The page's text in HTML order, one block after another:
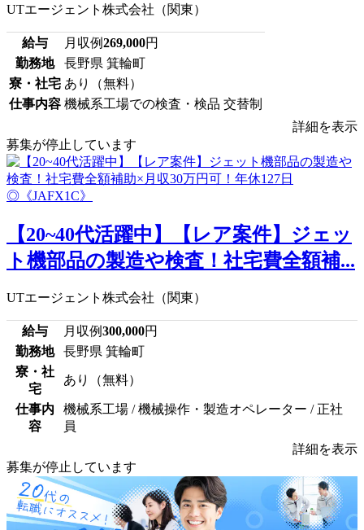
UTエージェント株式会社（関東）
給与 月収例269,000円
勤務地
長野県 箕輪町
寮・社宅 あり（無料）
仕事内容 機械系工場での検査・検品 交替制
詳細を表示
募集が停止しています
【20~40代活躍中】【レア案件】ジェッ
ト機部品の製造や検査！社宅費全額補...
UTエージェント株式会社（関東）
給与 月収例300,000円
勤務地
長野県 箕輪町
寮・社
宅
あり（無料）
仕事内
容
機械系工場 / 機械操作・製造オペレーター / 正社
員
詳細を表示
募集が停止しています